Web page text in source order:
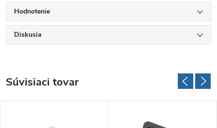
Hodnotenie
Diskusia
Súvisiaci tovar